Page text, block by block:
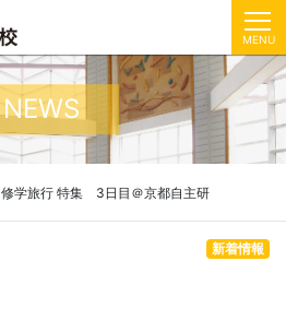
MENU
NEWS
修学旅行 特集 3日目＠京都自主研
新着情報